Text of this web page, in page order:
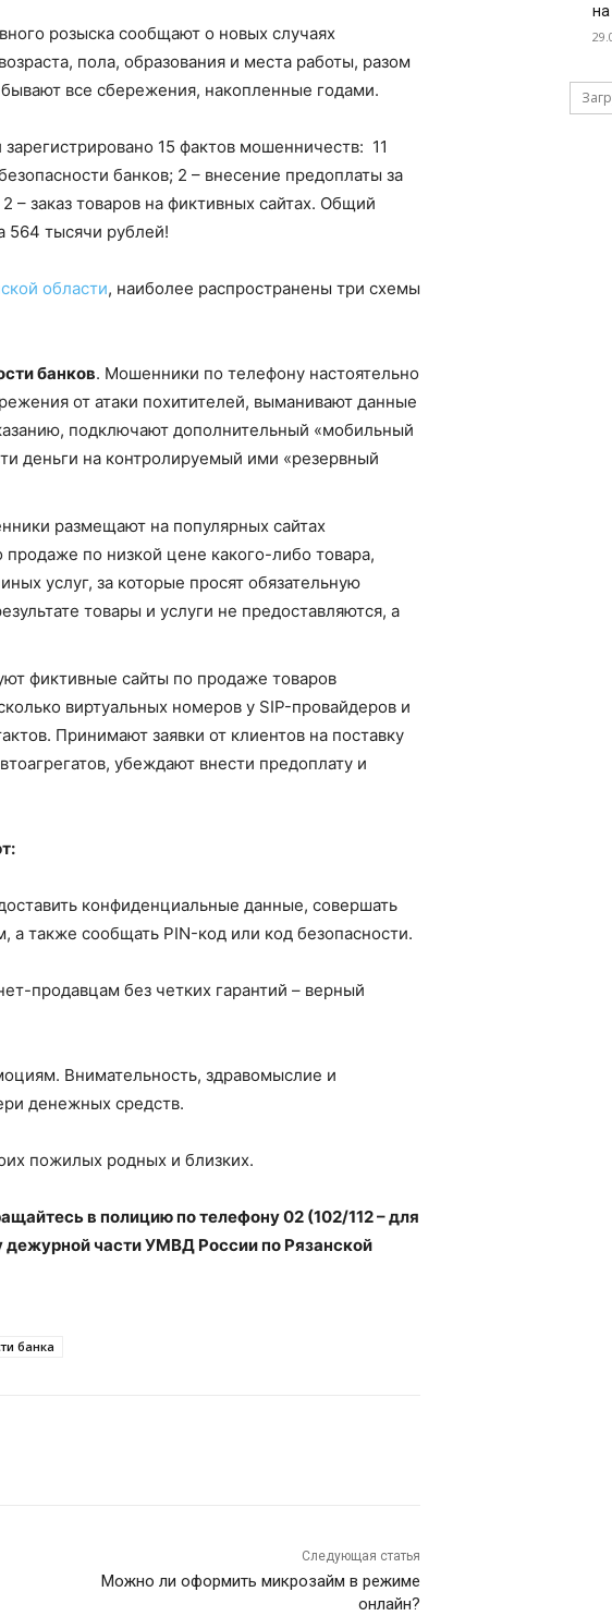
розыска сообщают о новых случаях
пола, образования и места работы, разом
все сбережения, накопленные годами.
15 фактов мошенничеств: 11
банков; 2 – внесение предоплаты за
– заказ товаров на фиктивных сайтах. Общий
564 тысячи рублей!
области, наиболее распространены три схемы
банков. Мошенники по телефону настоятельно
от атаки похитителей, выманивают данные
подключают дополнительный «мобильный
деньги на контролируемый ими «резервный
размещают на популярных сайтах
по низкой цене какого-либо товара,
услуг, за которые просят обязательную
товары и услуги не предоставляются, а
фиктивные сайты по продаже товаров
виртуальных номеров у SIP-провайдеров и
Принимают заявки от клиентов на поставку
убеждают внести предоплату и
конфиденциальные данные, совершать
а также сообщать PIN-код или код безопасности.
продавцам без четких гарантий – верный
Внимательность, здравомыслие и
денежных средств.
пожилых родных и близких.
в полицию по телефону 02 (102/112 – для
части УМВД России по Рязанской
банка
Следующая статья
Можно ли оформить микрозайм в режиме
онлайн?